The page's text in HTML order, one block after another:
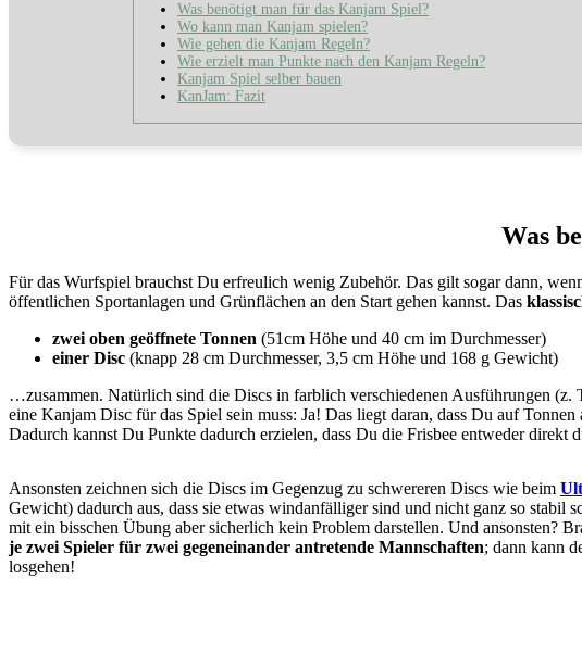
Was benötigt man für das Kanjam Spiel?
Wo kann man Kanjam spielen?
Wie gehen die Kanjam Regeln?
Wie erzielt man Punkte nach den Kanjam Regeln?
Kanjam Spiel selber bauen
KanJam: Fazit
Was
Für das Wurfspiel brauchst Du erfreulich wenig Zubehör. Das gilt sogar dann,
öffentlichen Sportanlagen und Grünflächen an den Start gehen kannst. Das
zwei oben geöffnete Tonnen (51cm Höhe und 40 cm im Durchmesser)
einer Disc (knapp 28 cm Durchmesser, 3,5 cm Höhe und 168 g Gewicht)
…zusammen. Natürlich sind die Discs in farblich verschiedenen Ausführungen
eine Kanjam Disc für das Spiel sein muss: Ja! Das liegt daran, dass Du auf
Dadurch kannst Du Punkte dadurch erzielen, dass Du die Frisbee entweder direkt
Ansonsten zeichnen sich die Discs im Gegenzug zu schwereren Discs wie beim
Gewicht) dadurch aus, dass sie etwas windanfälliger sind und nicht ganz so stabil
mit ein bisschen Übung aber sicherlich kein Problem darstellen. Und ansonsten?
je zwei Spieler für zwei gegeneinander antretende Mannschaften; dann kann
losgehen!